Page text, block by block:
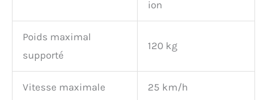
ion
Poids maximal
supporté
120 kg
Vitesse maximale 25 km/h